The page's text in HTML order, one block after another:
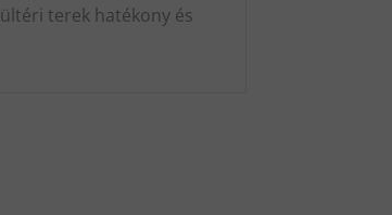
terek hatékony és